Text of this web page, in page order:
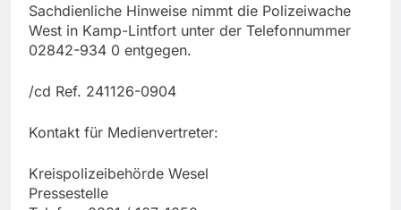
Sachdienliche Hinweise nimmt die Polizeiwache
West in Kamp-Lintfort unter der Telefonnummer
02842-934 0 entgegen.
/cd Ref. 241126-0904
Kontakt für Medienvertreter:
Kreispolizeibehörde Wesel
Pressestelle